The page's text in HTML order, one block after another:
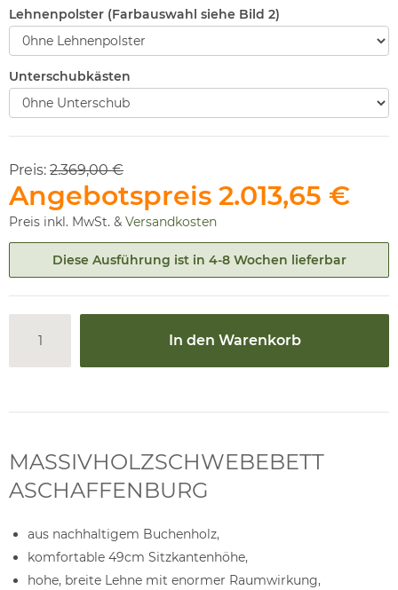
Lehnenpolster (Farbauswahl siehe Bild 2)
Unterschubkästen
Preis: 2.369,00 €
Angebotspreis 2.013,65 €
Preis inkl. MwSt. & Versandkosten
Diese Ausführung ist in 4-8 Wochen lieferbar
In den Warenkorb
MASSIVHOLZSCHWEBEBETT
ASCHAFFENBURG
aus nachhaltigem Buchenholz,
komfortable 49cm Sitzkantenhöhe,
hohe, breite Lehne mit enormer Raumwirkung,